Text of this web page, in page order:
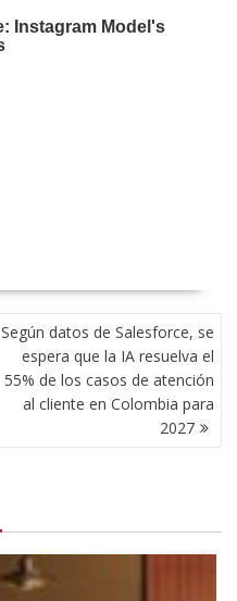
Según datos de Salesforce, se
espera que la IA resuelva el
55% de los casos de atención
al cliente en Colombia para
2027